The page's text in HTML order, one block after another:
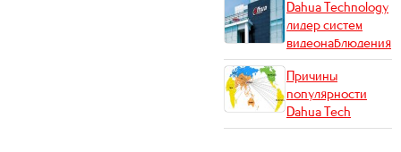
Dahua Technology
лидер систем
видеонаблюдения
Причины
популярности
Dahua Tech